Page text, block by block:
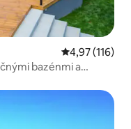
Priemerné
4,97 (116)
bazénmi a